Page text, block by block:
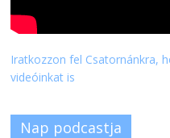
Iratkozzon fel Csatornánkra,
videóinkat is
Nap podcastja